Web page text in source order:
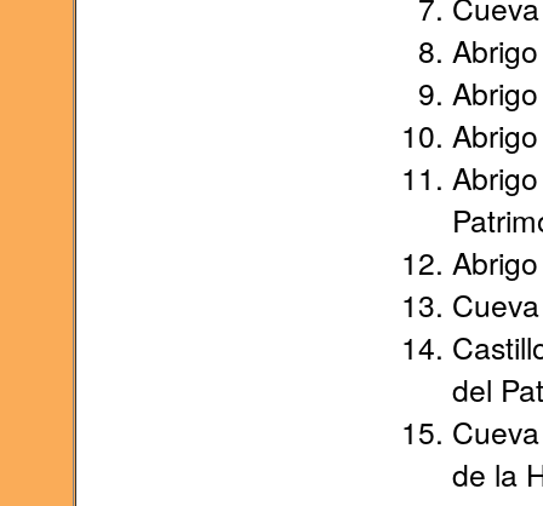
del
de la